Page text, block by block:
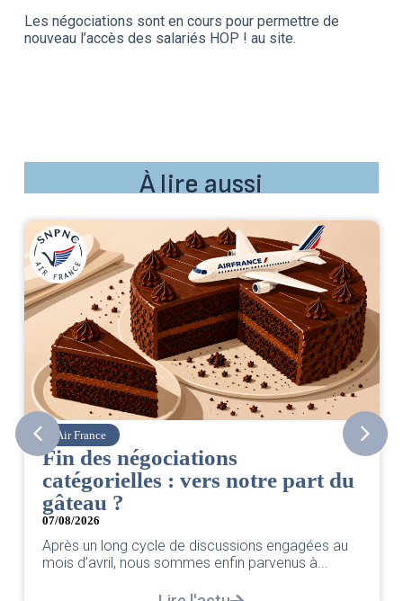
Les négociations sont en cours pour permettre de
nouveau l’accès des salariés HOP ! au site.
À lire aussi
Air France
Fin des négociations
catégorielles : vers notre part du
gâteau ?
07/08/2026
Après un long cycle de discussions engagées au
mois d’avril, nous sommes enfin parvenus à...